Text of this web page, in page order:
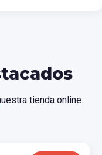
tienda online